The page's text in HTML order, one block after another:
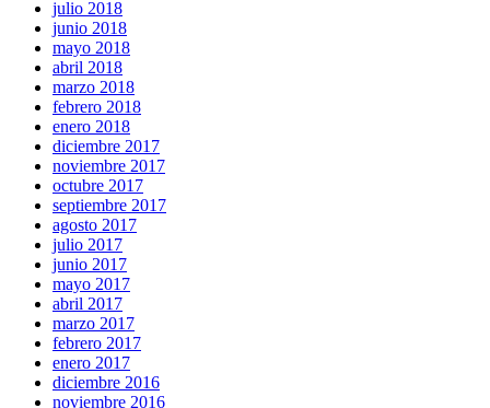
julio 2018
junio 2018
mayo 2018
abril 2018
marzo 2018
febrero 2018
enero 2018
diciembre 2017
noviembre 2017
octubre 2017
septiembre 2017
agosto 2017
julio 2017
junio 2017
mayo 2017
abril 2017
marzo 2017
febrero 2017
enero 2017
diciembre 2016
noviembre 2016